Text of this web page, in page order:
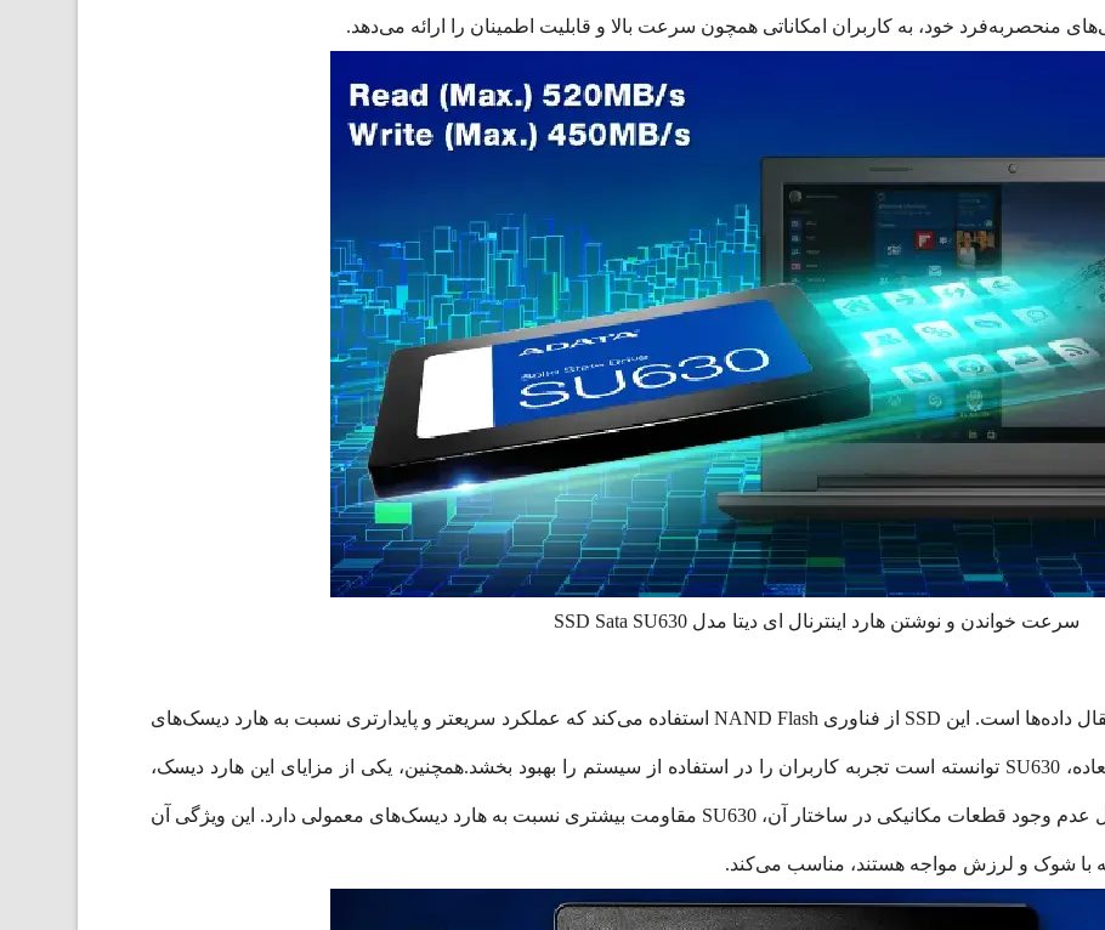
سرعت خواندن و نوشتن هارد اینترنال ای دیتا مدل SSD Sata SU630
یکی از ویژگی‌های بارز SU630، سرعت بالا در انتقال داده‌ها است. این SSD از فناوری NAND Flash استفاده می‌کند که عملکرد سریعتر و پایدارتری نسبت به هارد دیسک‌های
مکانیکی دارد. با سرعت خواندن و نوشتن فوق‌العاده، SU630 توانسته است تجربه کاربران را در استفاده از سیستم را بهبود بخشد.همچنین، یکی از مزایای این هارد دیسک،
مقاومت بالا در برابر شوک و لرزش است. به دلیل عدم وجود قطعات مکانیکی در ساختار آن، SU630 مقاومت بیشتری نسبت به هارد دیسک‌های معمولی دارد. این ویژگی آن
با شوک و لرزش مواجه هستند، مناسب می‌کند.